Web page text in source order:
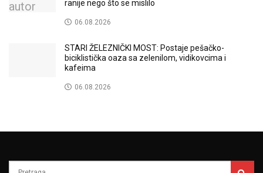
ranije nego što se mislilo
06.08.2026
STARI ŽELEZNIČKI MOST: Postaje pešačko-
biciklistička oaza sa zelenilom, vidikovcima i
kafeima
06.08.2026